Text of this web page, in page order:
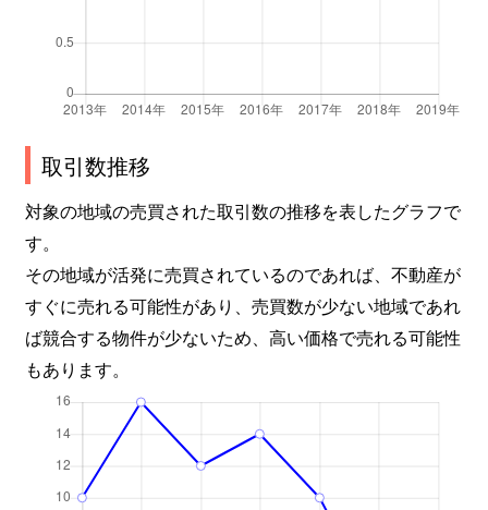
取引数推移
対象の地域の売買された取引数の推移を表したグラフで
す。
その地域が活発に売買されているのであれば、不動産が
すぐに売れる可能性があり、売買数が少ない地域であれ
ば競合する物件が少ないため、高い価格で売れる可能性
もあります。